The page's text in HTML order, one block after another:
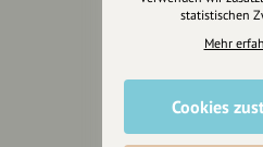
für alle, die uns
Inhalte
statistischen
Mehr
Cookies